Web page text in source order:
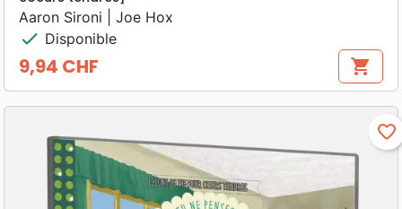
Aaron Sironi | Joe Hox
check Disponible
Prix
9,94 CHF shopping_cart
favorite_border